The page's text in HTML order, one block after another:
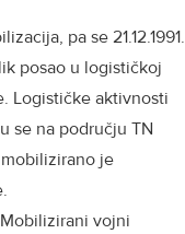
pa se 21.12.1991.
posao u logističkoj
Logističke aktivnosti
se na području TN
mobilizirano je
vojni